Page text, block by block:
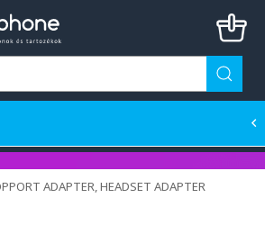
ADAPTER, HEADSET ADAPTER